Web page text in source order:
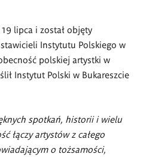
lipca i został objęty
Instytutu Polskiego w
polskiej artystki w
Instytut Polski w Bukareszcie
spotkań, historii i wielu
łączy artystów z całego
o tożsamości,